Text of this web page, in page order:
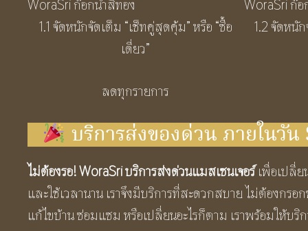
1.1 จัดหนักจัดเต็ม “เช็ทคู่สุดคุ้ม” หรือ “ซื้อ
เดี่ยว”
ลดทุกรายการ
1.2 จัดหนั
บริการส่งของด่วน ภายในวั
ไม่ต้องรอ! WoraSri บริการส่งด่วนแมสเซนเจอร์เพื่อเปลี่ย
และใช้เวลานาน เราจึงมีบริการที่สะดวกสบาย ไม่ต้องก
แก้ไขบ้าน ซ่อมแซม หรือเปลี่ยนอะไรก็ตาม เราพร้อมให้บ